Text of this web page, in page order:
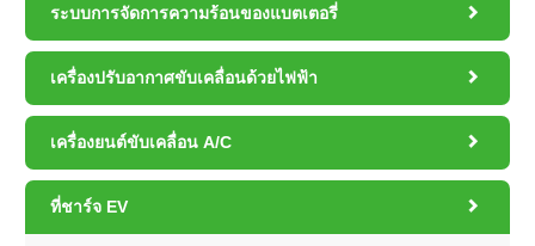
ระบบการจัดการความร้อนของแบตเตอรี่ 
เครื่องปรับอากาศขับเคลื่อนด้วยไฟฟ้า 
เครื่องยนต์ขับเคลื่อน A/C 
ที่ชาร์จ EV 